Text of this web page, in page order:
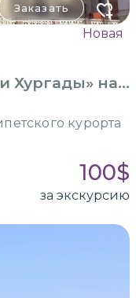
Заказать
Новая
Хургады» на
курорта
100$
за экскурсию